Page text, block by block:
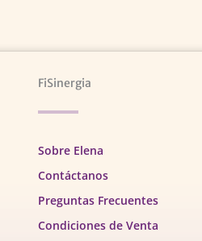
FiSinergia
Sobre Elena
Contáctanos
Preguntas Frecuentes
Condiciones de Venta